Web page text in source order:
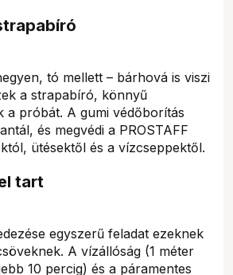
tó mellett – bárhová is viszi
a strapabíró, könnyű
a próbát. A gumi védőborítás
és megvédi a PROSTAFF
ütésektől és a vízcseppektől.
tart
egyszerű feladat ezeknek
A vízállóság (1 méter
10 percig) és a páramentes